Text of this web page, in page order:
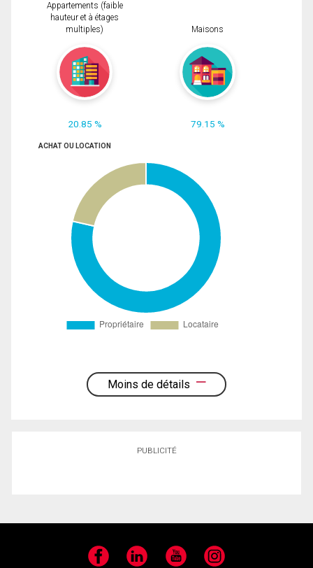
Appartements (faible
hauteur et à étages
multiples)
20.85 %
Maisons
79.15 %
ACHAT OU LOCATION
Moins de détails
PUBLICITÉ
Facebook LinkedIn YouTube Instagram